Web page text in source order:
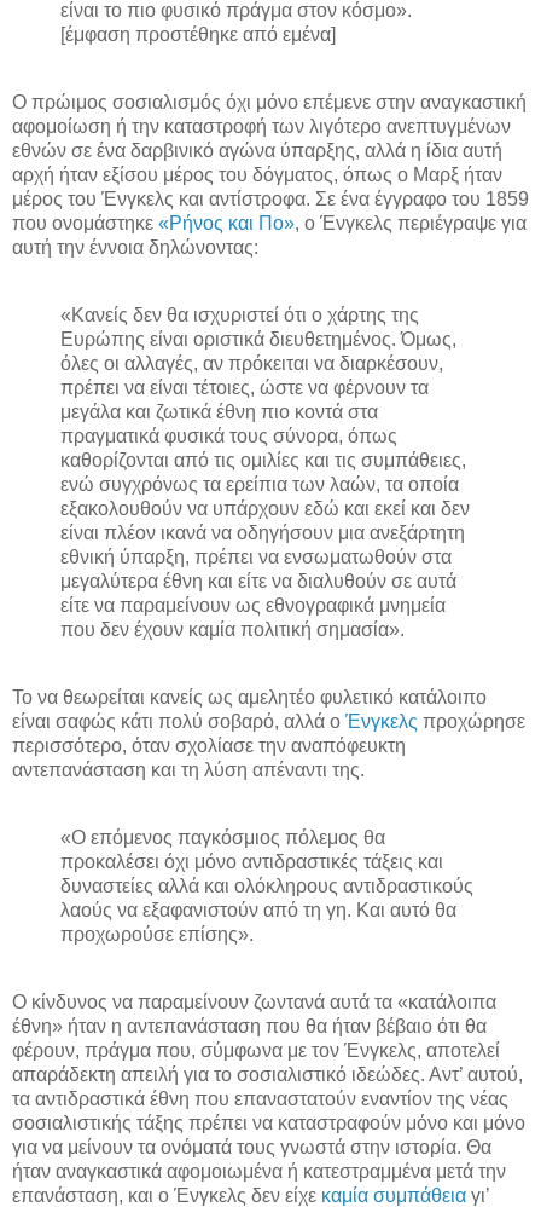
είναι το πιο φυσικό πράγμα στον κόσμο».
[έμφαση προστέθηκε από εμένα]
Ο πρώιμος σοσιαλισμός όχι μόνο επέμενε στην αναγκαστική
αφομοίωση ή την καταστροφή των λιγότερο ανεπτυγμένων
εθνών σε ένα δαρβινικό αγώνα ύπαρξης, αλλά η ίδια αυτή
αρχή ήταν εξίσου μέρος του δόγματος, όπως ο Μαρξ ήταν
μέρος του Ένγκελς και αντίστροφα. Σε ένα έγγραφο του 1859
που ονομάστηκε «Ρήνος και Πο», ο Ένγκελς περιέγραψε για
αυτή την έννοια δηλώνοντας:
«Κανείς δεν θα ισχυριστεί ότι ο χάρτης της
Ευρώπης είναι οριστικά διευθετημένος. Όμως,
όλες οι αλλαγές, αν πρόκειται να διαρκέσουν,
πρέπει να είναι τέτοιες, ώστε να φέρνουν τα
μεγάλα και ζωτικά έθνη πιο κοντά στα
πραγματικά φυσικά τους σύνορα, όπως
καθορίζονται από τις ομιλίες και τις συμπάθειες,
ενώ συγχρόνως τα ερείπια των λαών, τα οποία
εξακολουθούν να υπάρχουν εδώ και εκεί και δεν
είναι πλέον ικανά να οδηγήσουν μια ανεξάρτητη
εθνική ύπαρξη, πρέπει να ενσωματωθούν στα
μεγαλύτερα έθνη και είτε να διαλυθούν σε αυτά
είτε να παραμείνουν ως εθνογραφικά μνημεία
που δεν έχουν καμία πολιτική σημασία».
Το να θεωρείται κανείς ως αμελητέο φυλετικό κατάλοιπο
είναι σαφώς κάτι πολύ σοβαρό, αλλά ο Ένγκελς προχώρησε
περισσότερο, όταν σχολίασε την αναπόφευκτη
αντεπανάσταση και τη λύση απέναντι της.
«Ο επόμενος παγκόσμιος πόλεμος θα
προκαλέσει όχι μόνο αντιδραστικές τάξεις και
δυναστείες αλλά και ολόκληρους αντιδραστικούς
λαούς να εξαφανιστούν από τη γη. Και αυτό θα
προχωρούσε επίσης».
Ο κίνδυνος να παραμείνουν ζωντανά αυτά τα «κατάλοιπα
έθνη» ήταν η αντεπανάσταση που θα ήταν βέβαιο ότι θα
φέρουν, πράγμα που, σύμφωνα με τον Ένγκελς, αποτελεί
απαράδεκτη απειλή για το σοσιαλιστικό ιδεώδες. Αντ’ αυτού,
τα αντιδραστικά έθνη που επαναστατούν εναντίον της νέας
σοσιαλιστικής τάξης πρέπει να καταστραφούν μόνο και μόνο
για να μείνουν τα ονόματά τους γνωστά στην ιστορία. Θα
ήταν αναγκαστικά αφομοιωμένα ή κατεστραμμένα μετά την
επανάσταση, και ο Ένγκελς δεν είχε καμία συμπάθεια γι’